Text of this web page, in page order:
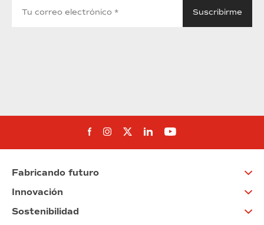
Síguenos en Facebook
Síguenos en Instagram
Síguenos en Twitter
Síguenos en Linkedin
Síguenos en
Fabricando futuro
Innovación
Sostenibilidad